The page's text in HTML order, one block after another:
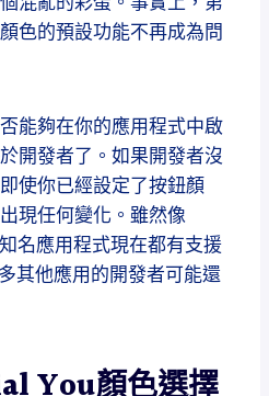
色的預設功能不再成為問
能夠在你的應用程式中啟
開發者了。如果開發者沒
使你已經設定了按鈕顏
現任何變化。雖然像
名應用程式現在都有支援
其他應用的開發者可能還